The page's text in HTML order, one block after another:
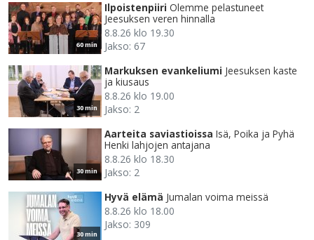
60 min
Ilpoistenpiiri Olemme pelastuneet
Jeesuksen veren hinnalla
8.8.26 klo 19.30
Jakso: 67
30 min
Markuksen evankeliumi Jeesuksen kaste
ja kiusaus
8.8.26 klo 19.00
Jakso: 2
30 min
Aarteita saviastioissa Isä, Poika ja Pyhä
Henki lahjojen antajana
8.8.26 klo 18.30
Jakso: 2
30 min
Hyvä elämä Jumalan voima meissä
8.8.26 klo 18.00
Jakso: 309